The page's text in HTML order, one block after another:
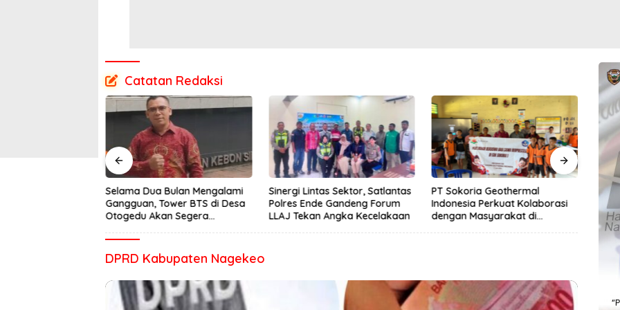
Catatan Redaksi
Selama Dua Bulan Mengalami
Gangguan, Tower BTS di Desa
Otogedu Akan Segera
Sinergi Lintas Sektor, Satlantas
Polres Ende Gandeng Forum
LLAJ Tekan Angka Kecelakaan
PT Sokoria Geothermal
Indonesia Perkuat Kolaborasi
dengan Masyarakat di
DPRD Kabupaten Nagekeo